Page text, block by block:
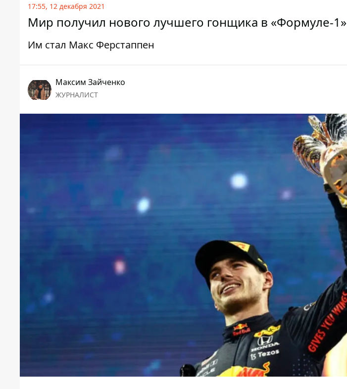
17:55, 12 декабря 2021
Мир получил нового лучшего гонщика в «Формуле-1»
Им стал Макс Ферстаппен
Максим Зайченко
ЖУРНАЛИСТ